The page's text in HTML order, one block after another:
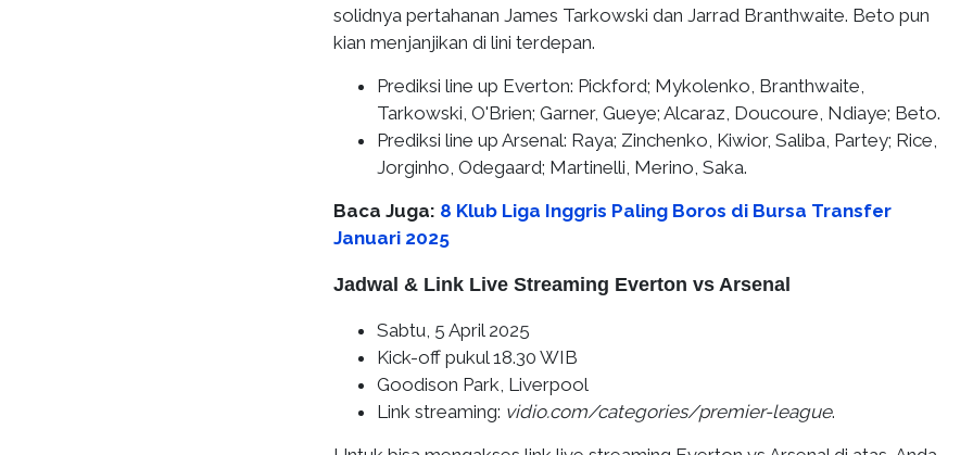
solidnya pertahanan James Tarkowski dan Jarrad Branthwaite. Beto pun
kian menjanjikan di lini terdepan.
Prediksi line up Everton: Pickford; Mykolenko, Branthwaite,
Tarkowski, O'Brien; Garner, Gueye; Alcaraz, Doucoure, Ndiaye; Beto.
Prediksi line up Arsenal: Raya; Zinchenko, Kiwior, Saliba, Partey; Rice,
Jorginho, Odegaard; Martinelli, Merino, Saka.
Baca Juga: 8 Klub Liga Inggris Paling Boros di Bursa Transfer
Januari 2025
Jadwal & Link Live Streaming Everton vs Arsenal
Sabtu, 5 April 2025
Kick-off pukul 18.30 WIB
Goodison Park, Liverpool
Link streaming: vidio.com/categories/premier-league.